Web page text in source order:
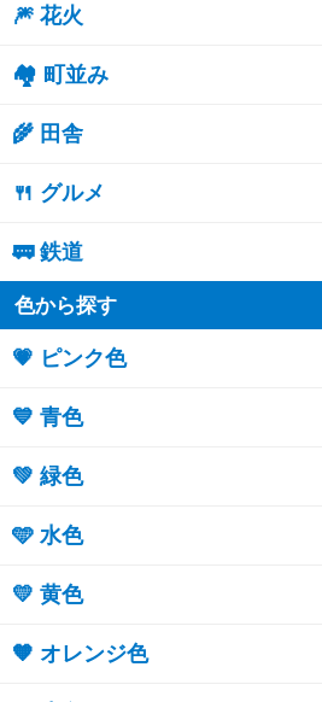
🎆 花火
🏘 町並み
🌾 田舎
🍴 グルメ
🚃 鉄道
色から探す
💗 ピンク色
💙 青色
💚 緑色
🩵 水色
💛 黄色
🧡 オレンジ色